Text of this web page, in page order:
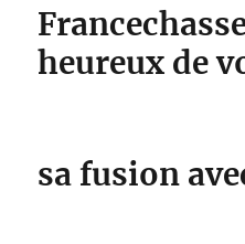
heureux de
sa fusion